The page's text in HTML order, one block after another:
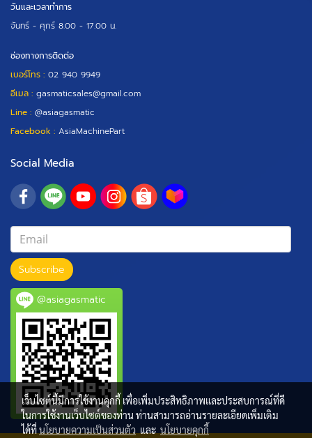
วันและเวลาทำการ
จันทร์ - ศุกร์ 8.00 - 17.00 น.
ช่องทางการติดต่อ
เบอร์โทร : 02 940 9949
อีเมล : gasmaticsales@gmail.com
Line : @asiagasmatic
Facebook : AsiaMachinePart
Social Media
Subscribe
@asiagasmatic
เว็บไซต์นี้มีการใช้งานคุกกี้ เพื่อเพิ่มประสิทธิภาพและประสบการณ์ที่ดี
ในการใช้งานเว็บไซต์ของท่าน ท่านสามารถอ่านรายละเอียดเพิ่มเติม
ได้ที่นโยบายความเป็นส่วนตัว และ นโยบายคุกกี้